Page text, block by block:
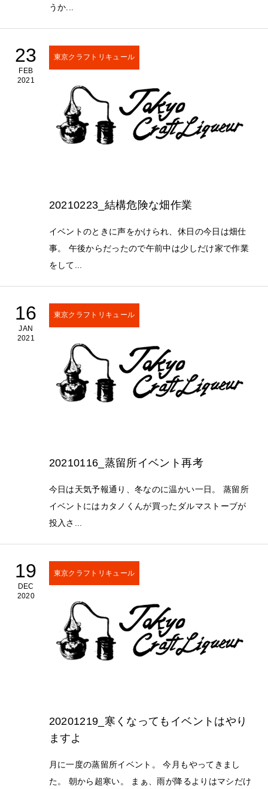
うか...
23
FEB
2021
東京クラフトリキュール
20210223_結構危険な畑作業
イベントのときに声をかけられ、休日の今日は畑仕
事。 午後からだったので午前中は少しだけ家で作業
をして...
16
JAN
2021
東京クラフトリキュール
20210116_蒸留所イベント再考
今日は天気予報通り、冬なのに温かい一日。 蒸留所
イベントにはカタノくんが買ったダルマストーブが
投入さ...
19
DEC
2020
東京クラフトリキュール
20201219_寒くなってもイベントはやり
ますよ
月に一度の蒸留所イベント。 今月もやってきまし
た。 朝から超寒い。 まぁ、雨が降るよりはマシだけ